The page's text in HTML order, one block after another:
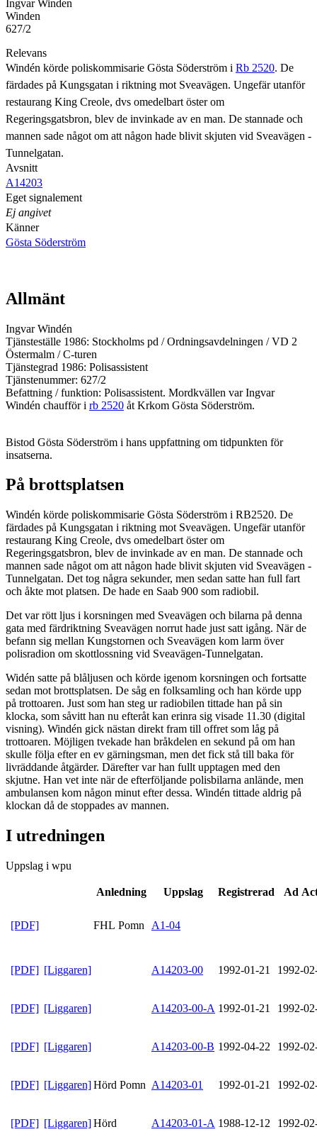
Ingvar Winden
Winden
627/2
Relevans
Windén körde poliskommisarie Gösta Söderström i Rb 2520. De
färdades på Kungsgatan i riktning mot Sveavägen. Ungefär utanför
restaurang King Creole, dvs omedelbart öster om
Regeringsgatsbron, blev de invinkade av en man. De stannade och
mannen sade något om att någon hade blivit skjuten vid Sveavägen -
Tunnelgatan.
Avsnitt
A14203
Eget signalement
Ej angivet
Känner
Gösta Söderström
Allmänt
Ingvar Windén
Tjänsteställe 1986: Stockholms pd / Ordningsavdelningen / VD 2
Östermalm / C-turen
Tjänstegrad 1986: Polisassistent
Tjänstenummer: 627/2
Befattning / funktion: Polisassistent. Mordkvällen var Ingvar
Windén chaufför i rb 2520 åt Krkom Gösta Söderström.
Bistod Gösta Söderström i hans uppfattning om tidpunkten för
insatserna.
På brottsplatsen
Windén körde poliskommisarie Gösta Söderström i RB2520. De
färdades på Kungsgatan i riktning mot Sveavägen. Ungefär utanför
restaurang King Creole, dvs omedelbart öster om
Regeringsgatsbron, blev de invinkade av en man. De stannade och
mannen sade något om att någon hade blivit skjuten vid Sveavägen -
Tunnelgatan. Det tog några sekunder, men sedan satte han full fart
och åkte mot platsen. De hade en Saab 900 som radiobil.
Det var rött ljus i korsningen med Sveavägen och bilarna på denna
gata med färdriktning Sveavägen norrut hade just satt igång. När de
befann sig mellan Kungstornen och Sveavägen kom larm över
polisradion om skottlossning vid Sveavägen-Tunnelgatan.
Widén satte på blåljusen och körde igenom korsningen och fortsatte
sedan mot brottsplatsen. De såg en folksamling och han körde upp
på trottoaren. Just som han steg ur radiobilen tittade han på sin
klocka, som såvitt han nu efteråt kan erinra sig visade 11.30 (digital
visning). Windén gick nästan direkt fram till offret som låg på
trottoaren. Möjligen tvekade han bråkdelen en sekund på om han
skulle följa efter en ev gärningsman, men det fick stå till baka för
livräddande åtgärder. Därefter var han fullt upptagen med den
skjutne. Han vet inte när de efterföljande polisbilarna anlände, men
ambulansen kom någon minut efter dessa. Windén tittade aldrig på
klockan då de stoppades av mannen.
I utredningen
Uppslag i wpu
Anledning Uppslag Registrerad Ad
[PDF] FHL Pomn A1-04
[PDF] [Liggaren] A14203-00 1992-01-21 1992-
[PDF] [Liggaren] A14203-00-A 1992-01-21 1992-
[PDF] [Liggaren] A14203-00-B 1992-04-22 1992-
[PDF] [Liggaren]Hörd Pomn A14203-01 1992-01-21 1992-
[PDF] [Liggaren]Hörd A14203-01-A 1988-12-12 1992-